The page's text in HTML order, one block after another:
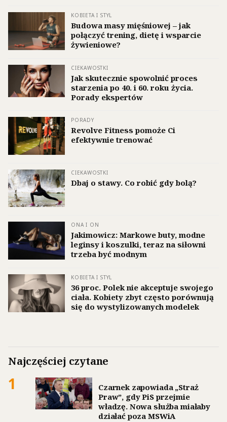
KOBIETA I STYL
Budowa masy mięśniowej – jak
połączyć trening, dietę i wsparcie
żywieniowe?
CIEKAWOSTKI
Jak skutecznie spowolnić proces
starzenia po 40. i 60. roku życia.
Porady ekspertów
PORADY
Revolve Fitness pomoże Ci
efektywnie trenować
CIEKAWOSTKI
Dbaj o stawy. Co robić gdy bolą?
ONA I ON
Jakimowicz: Markowe buty, modne
leginsy i koszulki, teraz na siłowni
trzeba być modnym
KOBIETA I STYL
36 proc. Polek nie akceptuje swojego
ciała. Kobiety zbyt często porównują
się do wystylizowanych modelek
Najczęściej czytane
1
Czarnek zapowiada „Straż
Praw”, gdy PiS przejmie
władzę. Nowa służba miałaby
działać poza MSWiA